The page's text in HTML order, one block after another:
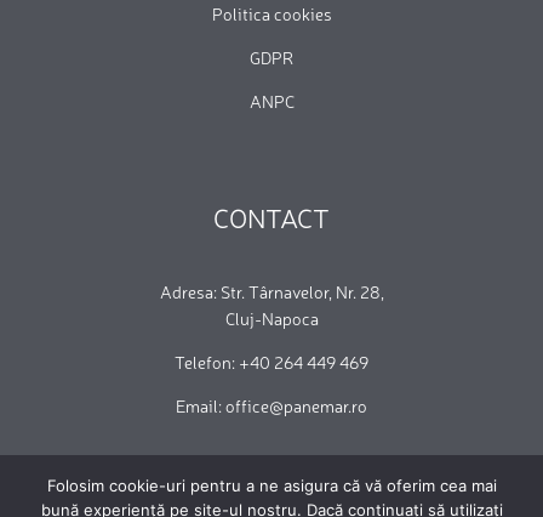
Politica cookies
GDPR
ANPC
CONTACT
Adresa: Str. Târnavelor, Nr. 28,
Cluj-Napoca
Telefon: +40 264 449 469
Email: office@panemar.ro
Folosim cookie-uri pentru a ne asigura că vă oferim cea mai
bună experiență pe site-ul nostru. Dacă continuați să utilizați